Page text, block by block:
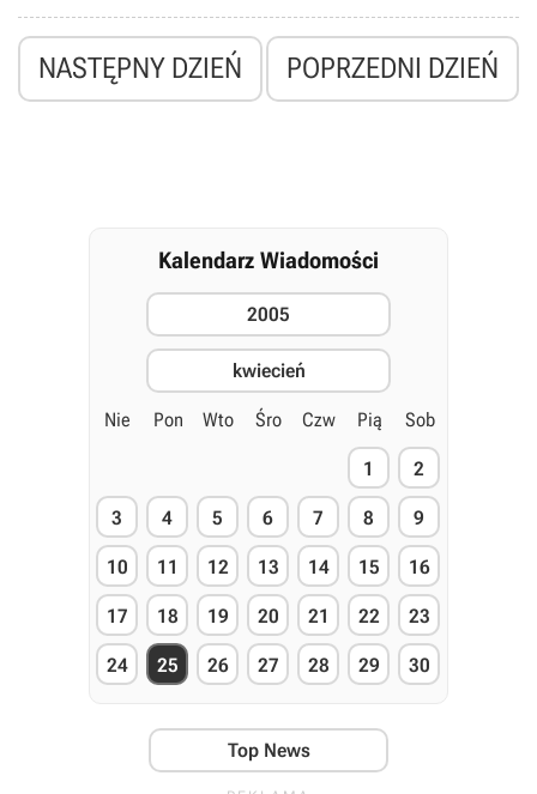
CoD 2 pojawiają się ostatnio regularnie, tak druga gra traktowana
była po macoszemu. Aż do teraz.
NASTĘPNY DZIEŃ POPRZEDNI DZIEŃ
Kalendarz Wiadomości
2005
kwiecień
Nie Pon Wto Śro Czw Pią Sob
1 2
3 4 5 6 7 8 9
10 11 12 13 14 15 16
17 18 19 20 21 22 23
24 25 26 27 28 29 30
Top News